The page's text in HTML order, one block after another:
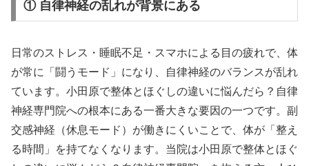
① 自律神経の乱れが背景にある
日常のストレス・睡眠不足・スマホによる目の疲れで、体
が常に「闘うモード」になり、自律神経のバランスが乱れ
ています。小田原で整体とほぐしの違いに悩んだら？自律
神経専門院への根本にある一番大きな要因の一つです。副
交感神経（休息モード）が働きにくいことで、体が「整え
る時間」を持てなくなります。当院は小田原で整体とほぐ